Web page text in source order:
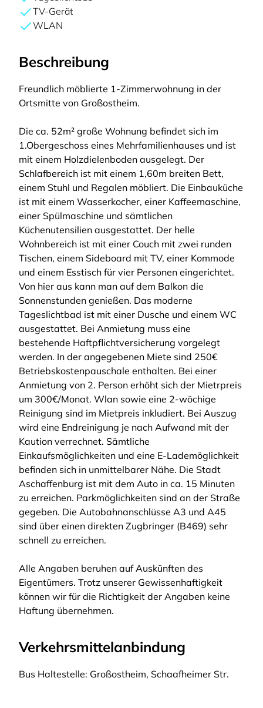
TV-Gerät
WLAN
Beschreibung
Freundlich möblierte 1-Zimmerwohnung in der
Ortsmitte von Großostheim.
Die ca. 52m² große Wohnung befindet sich im
1.Obergeschoss eines Mehrfamilienhauses und ist
mit einem Holzdielenboden ausgelegt. Der
Schlafbereich ist mit einem 1,60m breiten Bett,
einem Stuhl und Regalen möbliert. Die Einbauküche
ist mit einem Wasserkocher, einer Kaffeemaschine,
einer Spülmaschine und sämtlichen
Küchenutensilien ausgestattet. Der helle
Wohnbereich ist mit einer Couch mit zwei runden
Tischen, einem Sideboard mit TV, einer Kommode
und einem Esstisch für vier Personen eingerichtet.
Von hier aus kann man auf dem Balkon die
Sonnenstunden genießen. Das moderne
Tageslichtbad ist mit einer Dusche und einem WC
ausgestattet. Bei Anmietung muss eine
bestehende Haftpflichtversicherung vorgelegt
werden. In der angegebenen Miete sind 250€
Betriebskostenpauschale enthalten. Bei einer
Anmietung von 2. Person erhöht sich der Mietrpreis
um 300€/Monat. Wlan sowie eine 2-wöchige
Reinigung sind im Mietpreis inkludiert. Bei Auszug
wird eine Endreinigung je nach Aufwand mit der
Kaution verrechnet. Sämtliche
Einkaufsmöglichkeiten und eine E-Lademöglichkeit
befinden sich in unmittelbarer Nähe. Die Stadt
Aschaffenburg ist mit dem Auto in ca. 15 Minuten
zu erreichen. Parkmöglichkeiten sind an der Straße
gegeben. Die Autobahnanschlüsse A3 und A45
sind über einen direkten Zugbringer (B469) sehr
schnell zu erreichen.
Alle Angaben beruhen auf Auskünften des
Eigentümers. Trotz unserer Gewissenhaftigkeit
können wir für die Richtigkeit der Angaben keine
Haftung übernehmen.
Verkehrsmittelanbindung
Bus Haltestelle: Großostheim, Schaafheimer Str.